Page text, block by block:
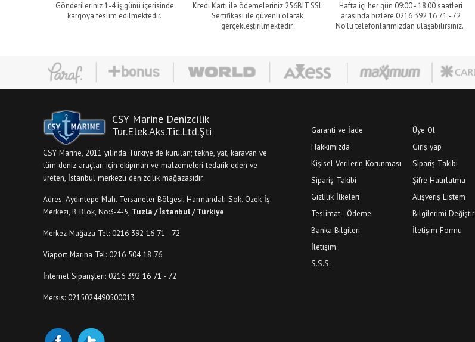
Gönderileriniz 1-4 iş günü içerisinde
kargoya teslim edilmektedir.
Kredi Kartı ile ödemeleriniz 256BIT SSL
Sertifikası ile güvenli olarak
gerçekleştirilmektedir.
Hafta içi her gün 09:00 - 18:00 saatleri
arasında bizlere 0216 392 16 71 - 72
No’lu telefonlarımızdan ulaşabilirsiniz..
CSY Marine Denizcilik
Tur.Elek.Aks.Tic.Ltd.Şti
CSY Marine, 2011 yılında Türkiye'de kurulan; tekne, yat, karavan ve
tüm deniz araçları için ekipman ve malzemeleri tedarik eden ve
üreten, İstanbul merkezli denizcilik mağazasıdır.
Adres: Aydıntepe Mah. Tersaneler Bölgesi, Harmandalı Sok. Özek İş
Merkezi, B Blok, No:3-4-5, Tuzla / İstanbul / Türkiye
Merkez Mağaza Tel: 0216 392 16 71 - 72
Viaport Marina Tel: 0216 504 18 76
İnternet Siparişleri: 0216 392 16 71 - 72
Mersis: 0215024490500013
Garanti ve İade
Hakkımızda
Kişisel Verilerin Korunması
Sipariş Takibi
Gizlilik İlkeleri
Teslimat - Ödeme
Banka Bilgileri
İletişim
S.S.S.
Üye Ol
Giriş yap
Sipariş Takibi
Şifre Hatırlatma
Alışveriş Listem
Bilgilerimi Değiştir
İletişim Formu